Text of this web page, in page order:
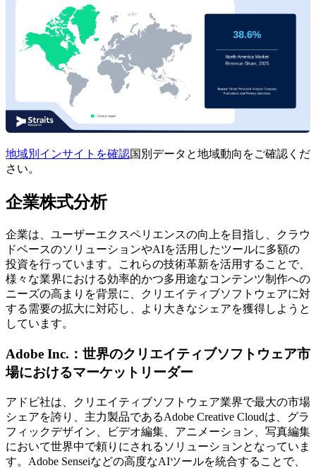
地域別インサイトを確認国別データと地域動向をご確認くだ
さい。
企業株式分析
企業は、ユーザーエクスペリエンスの向上を目指し、クラウ
ドベースのソリューションやAIを活用したツールに多額の
投資を行っています。これらの技術革新を活用することで、
様々な業界における効率的かつ多用途なコンテンツ制作への
ニーズの高まりを背景に、クリエイティブソフトウェアに対
する需要の拡大に対応し、より大きなシェアを獲得しようと
しています。
Adobe Inc.：世界のクリエイティブソフトウェア市
場におけるマーケットリーダー
アドビ社は、クリエイティブソフトウェア業界で最大の市場
シェアを誇り、主力製品であるAdobe Creative Cloudは、グラ
フィックデザイン、ビデオ編集、アニメーション、写真編集
において世界中で頼りにされるソリューションとなっていま
す。Adobe Senseiなどの高度なAIツールを統合することで、